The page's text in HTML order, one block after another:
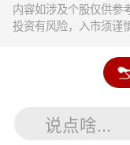
内容如涉及个股仅供参
投资有风险，入市须谨
说点啥...